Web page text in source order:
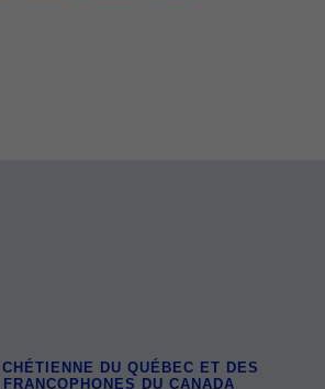
DU QUÉBEC ET DES
FRANCOPHONES DU CANADA